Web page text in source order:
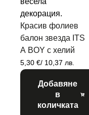
Красив фолиев
балон звезда ITS
A BOY с хелий
5,30 €/ 10,37 лв.
Добавяне
в
количката